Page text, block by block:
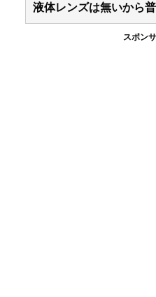
液体レンズは無いから
スポン